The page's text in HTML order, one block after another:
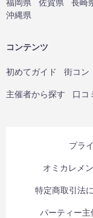
沖縄県
コンテンツ
初めてガイド 街コン
主催者から探す 口コ
プラ
オミカレメ
特定商取引法
パーティー主